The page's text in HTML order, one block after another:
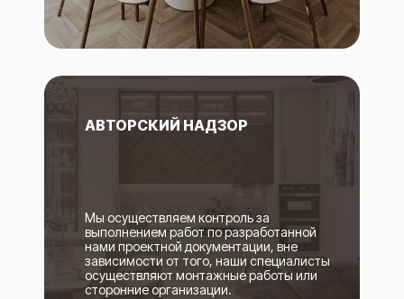
Мы осуществляем контроль за
выполнением работ по разработанной
нами проектной документации, вне
зависимости от того, наши специалисты
осуществляют монтажные работы или
сторонние организации.
АВТОРСКИЙ НАДЗОР